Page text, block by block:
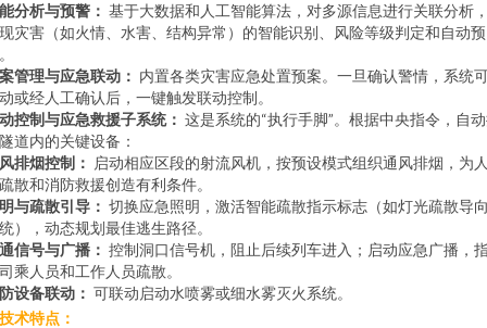
分析与预警： 基于大数据和人工智能算法，对多源信息进行关联分析
灾害（如火情、水害、结构异常）的智能识别、风险等级判定和自动预
管理与应急联动： 内置各类灾害应急处置预案。一旦确认警情，系统
或经人工确认后，一键触发联动控制。
控制与应急救援子系统： 这是系统的“执行手脚”。根据中央指令，自
道内的关键设备：
排烟控制： 启动相应区段的射流风机，按预设模式组织通风排烟，为
散和消防救援创造有利条件。
与疏散引导： 切换应急照明，激活智能疏散指示标志（如灯光疏散导
），动态规划最佳逃生路径。
信号与广播： 控制洞口信号机，阻止后续列车进入；启动应急广播，
乘人员和工作人员疏散。
设备联动： 可联动启动水喷雾或细水雾灭火系统。
术特点：